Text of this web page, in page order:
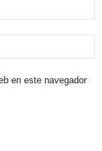
en este navegador